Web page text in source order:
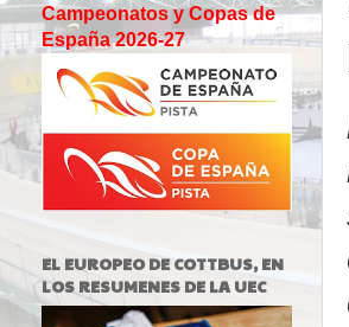
Campeonatos y Copas de
España 2026-27
EL EUROPEO DE COTTBUS, EN
LOS RESUMENES DE LA UEC